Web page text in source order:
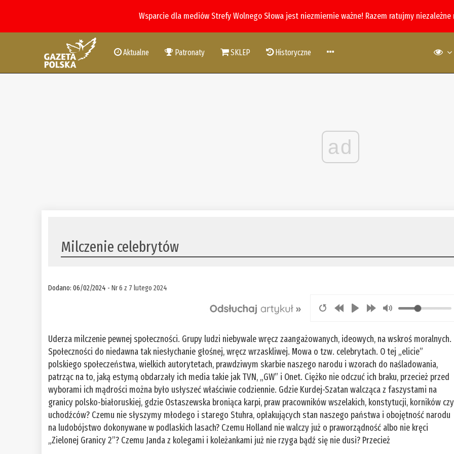
Wsparcie dla mediów Strefy Wolnego Słowa jest niezmiernie ważne! Razem ratujmy
Aktualne Patronaty SKLEP Historyczne
ad
Milczenie celebrytów
Dodano: 06/02/2024 -Nr 6 z 7 lutego 2024
Uderza milczenie pewnej społeczności. Grupy ludzi niebywale wręcz zaangażowanych, ideowych, na wskroś moralnych.
Społeczności do niedawna tak niesłychanie głośnej, wręcz wrzaskliwej. Mowa o tzw. celebrytach. O tej „elicie”
polskiego społeczeństwa, wielkich autorytetach, prawdziwym skarbie naszego narodu i wzorach do naśladowania,
patrząc na to, jaką estymą obdarzały ich media takie jak TVN, „GW” i Onet. Ciężko nie odczuć ich braku, przecież przed
wyborami ich mądrości można było usłyszeć właściwie codziennie. Gdzie Kurdej-Szatan walcząca z faszystami na
granicy polsko-białoruskiej, gdzie Ostaszewska broniąca karpi, praw pracowników wszelakich, konstytucji, korników czy
uchodźców? Czemu nie słyszymy młodego i starego Stuhra, opłakujących stan naszego państwa i obojętność narodu
na ludobójstwo dokonywane w podlaskich lasach? Czemu Holland nie walczy już o praworządność albo nie kręci
„Zielonej Granicy 2”? Czemu Janda z kolegami i koleżankami już nie rzyga bądź się nie dusi? Przecież